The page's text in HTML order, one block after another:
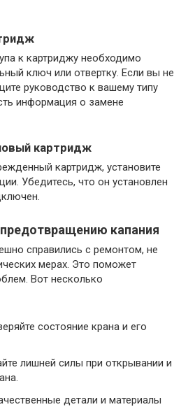
к картриджу необходимо
ключ или отвертку. Если вы не
руководство к вашему типу
информация о замене
картридж
картридж, установите
Убедитесь, что он установлен
капания
справились с ремонтом, не
мерах. Это поможет
Вот несколько
состояние крана и его
лишней силы при открывании и
детали и материалы